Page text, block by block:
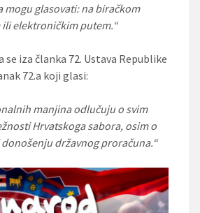
mogu glasovati: na biračkom
elektroničkim putem.“
se iza članka 72. Ustava Republike
72.a koji glasi:
manjina odlučuju o svim
Hrvatskoga sabora, osim o
državnog proračuna.“